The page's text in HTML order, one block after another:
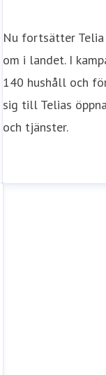
Nu fortsätter
om i landet. I
140 hushåll och
sig till Telias
och tjänster.